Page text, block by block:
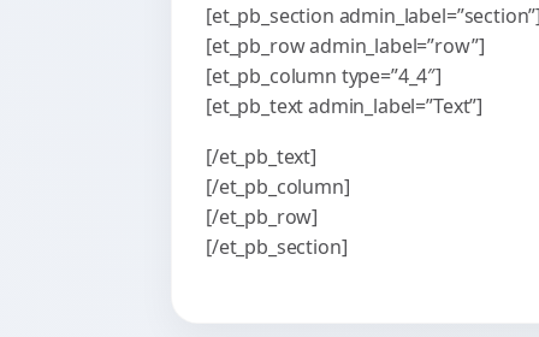
[et_pb_section
[et_pb_row admin_label=”row”]
[et_pb_column type=”4_4″]
[et_pb_text admin_label=”Text”]
[/et_pb_text]
[/et_pb_column]
[/et_pb_row]
[/et_pb_section]